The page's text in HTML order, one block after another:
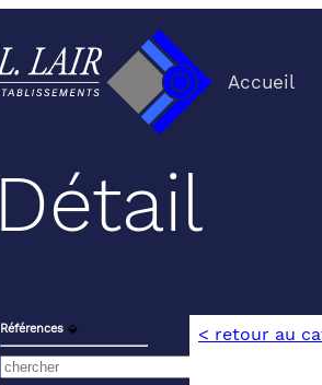
Accueil
Détail
Références ⬙ < retour au